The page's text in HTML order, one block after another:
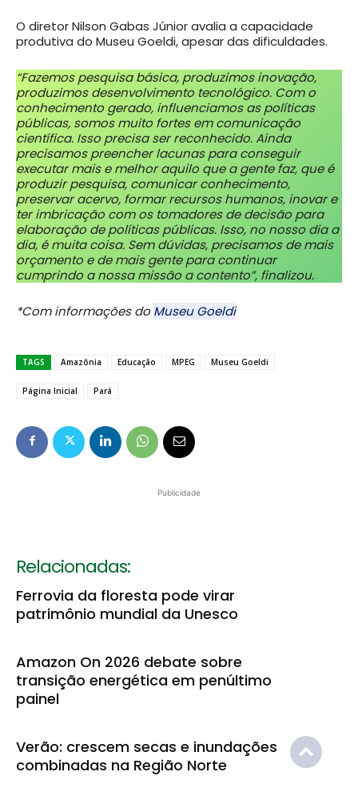
O diretor Nilson Gabas Júnior avalia a capacidade
produtiva do Museu Goeldi, apesar das dificuldades.
“Fazemos pesquisa básica, produzimos inovação,
produzimos desenvolvimento tecnológico. Com o
conhecimento gerado, influenciamos as políticas
públicas, somos muito fortes em comunicação
científica. Isso precisa ser reconhecido. Ainda
precisamos preencher lacunas para conseguir
executar mais e melhor aquilo que a gente faz, que é
produzir pesquisa, comunicar conhecimento,
preservar acervo, formar recursos humanos, inovar e
ter imbricação com os tomadores de decisão para
elaboração de políticas públicas. Isso, no nosso dia a
dia, é muita coisa. Sem dúvidas, precisamos de mais
orçamento e de mais gente para continuar
cumprindo a nossa missão a contento”, finalizou.
*Com informações doMuseu Goeldi
TAGS Amazônia Educação MPEG Museu Goeldi
Página Inicial Pará
Publicidade
Relacionadas:
Ferrovia da floresta pode virar
patrimônio mundial da Unesco
Amazon On 2026 debate sobre
transição energética em penúltimo
painel
Verão: crescem secas e inundações
combinadas na Região Norte